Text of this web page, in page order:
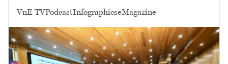
VnE TVPodcastInfographicseMagazine